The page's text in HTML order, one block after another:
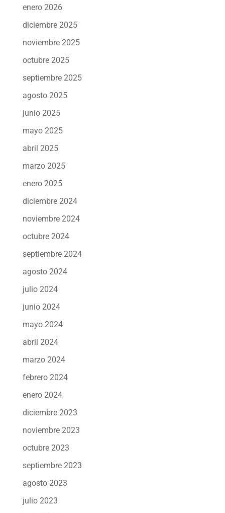
enero 2026
diciembre 2025
noviembre 2025
octubre 2025
septiembre 2025
agosto 2025
junio 2025
mayo 2025
abril 2025
marzo 2025
enero 2025
diciembre 2024
noviembre 2024
octubre 2024
septiembre 2024
agosto 2024
julio 2024
junio 2024
mayo 2024
abril 2024
marzo 2024
febrero 2024
enero 2024
diciembre 2023
noviembre 2023
octubre 2023
septiembre 2023
agosto 2023
julio 2023